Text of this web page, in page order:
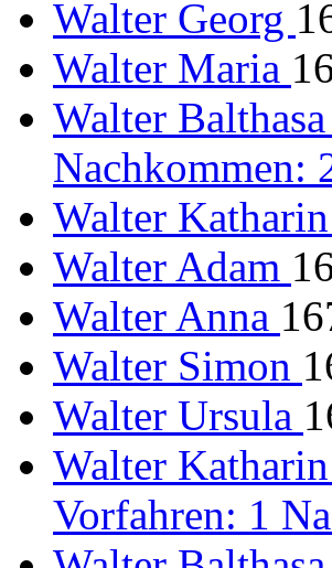
Walter Georg
Walter Maria
Walter Balthasa
Nachkommen:
Walter Katharin
Walter Adam
Walter Anna
Walter Simon
Walter Ursula
Walter Katharin
Vorfahren: 1